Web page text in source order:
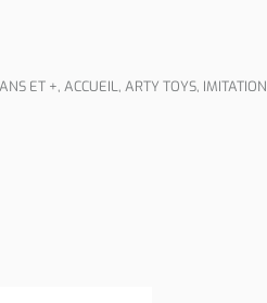
ET +, ACCUEIL, ARTY TOYS, IMITATION